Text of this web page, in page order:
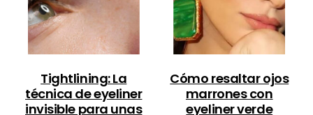
Tightlining: La
técnica de eyeliner
invisible para unas
Cómo resaltar ojos
marrones con
eyeliner verde